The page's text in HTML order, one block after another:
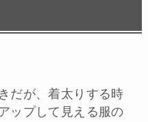
だが、着太りする時
ップして見える服の